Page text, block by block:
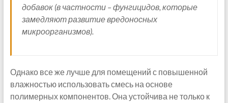
добавок (в частности – фунгицидов, которые
замедляют развитие вредоносных
микроорганизмов).
Однако все же лучше для помещений с повышенной
влажностью использовать смесь на основе
полимерных компонентов. Она устойчива не только к